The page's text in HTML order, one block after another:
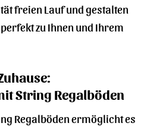
freien Lauf und gestalten
zu Ihnen und Ihrem
String Regalböden
Regalböden ermöglicht es